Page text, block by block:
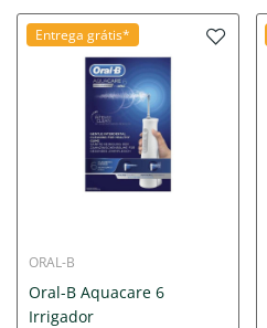
Entrega grátis*
ORAL-B
Oral-B Aquacare 6
Irrigador